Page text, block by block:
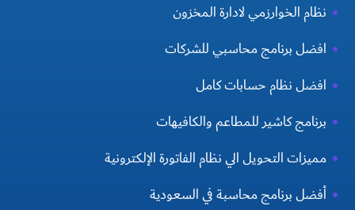
نظام الخوارزمي لادارة المخزون
افضل برنامج محاسبي للشركات
افضل نظام حسابات كامل
برنامج كاشير للمطاعم والكافيهات
مميزات التحويل الي نظام الفاتورة الإلكترونية
أفضل برنامج محاسبة في السعودية